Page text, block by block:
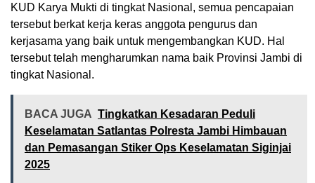
KUD Karya Mukti di tingkat Nasional, semua pencapaian
tersebut berkat kerja keras anggota pengurus dan
kerjasama yang baik untuk mengembangkan KUD. Hal
tersebut telah mengharumkan nama baik Provinsi Jambi di
tingkat Nasional.
BACA JUGA Tingkatkan Kesadaran Peduli
Keselamatan Satlantas Polresta Jambi Himbauan
dan Pemasangan Stiker Ops Keselamatan Siginjai
2025